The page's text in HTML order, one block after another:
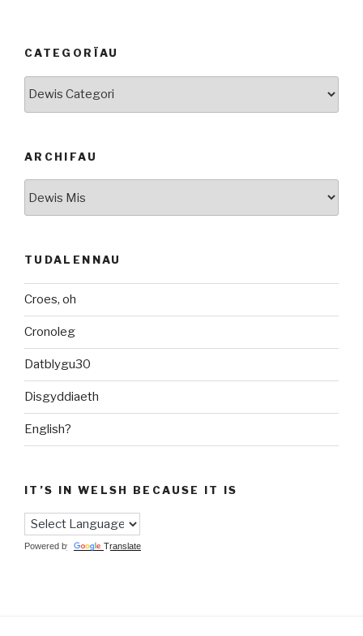
CATEGORÏAU
ARCHIFAU
TUDALENNAU
Croes, oh
Cronoleg
Datblygu30
Disgyddiaeth
English?
IT’S IN WELSH BECAUSE IT IS
Powered by Translate